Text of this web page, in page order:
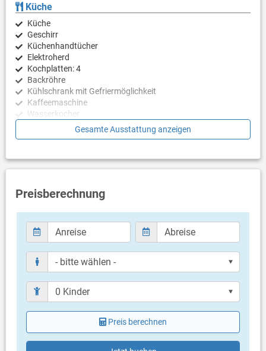
Küche
Küche
Geschirr
Küchenhandtücher
Elektroherd
Kochplatten: 4
Backröhre
Kühlschrank mit Gefriermöglichkeit
Kaffeemaschine
Wasserkocher
Friteuse
Schlafzimmer mit Doppelbett, Fliesen
Badezimmer
Bad mit WC, Dusche
Bad mit WC, Dusche
Balkon & Terrasse
eigener Balkon
überdacht
Bestuhlung
Weitere Informationen
Gesamte Ausstattung anzeigen
Preisberechnung
Preis berechnen